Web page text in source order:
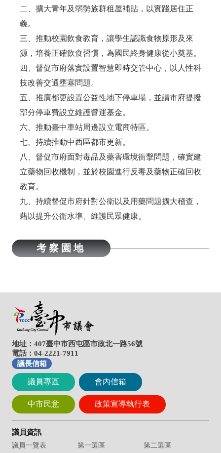
地址：407臺中市西屯區市政北一路56號
電話：04-2221-7911
議長信箱
議員專區 會內信箱
中市民意 政策宣導執行表
議員資訊
議員一覽表 第一選區
第二選區